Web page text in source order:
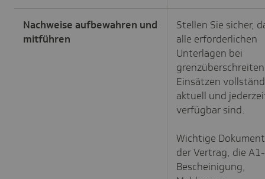
Nachweise aufbewahren und
mitführen
Stellen Sie sicher,
alle erforderlichen
Unterlagen bei
Einsätzen
aktuell und
verfügbar sind.
Wichtige
der Vertrag, die A1-
Bescheinigung,